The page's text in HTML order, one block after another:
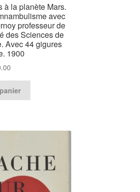
à la planète Mars.
avec
professeur de
des Sciences de
Avec 44 gigures
1900